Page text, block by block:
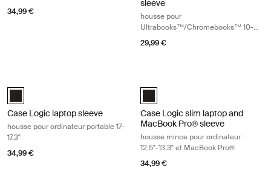
34,99 €
sleeve
housse pour
Ultrabooks™/Chromebooks™ 10-
11,6"
29,99 €
Case Logic 17-17.3" Laptop Sleeve Noir (selected)
Case Logic laptop sleeve
housse pour ordinateur portable 17-
17,3"
34,99 €
Case Logic 12.5" - 13.3" Slim
Case Logic slim laptop and
MacBook Pro® sleeve
housse mince pour ordinateur
12,5"-13,3" et MacBook Pro®
34,99 €